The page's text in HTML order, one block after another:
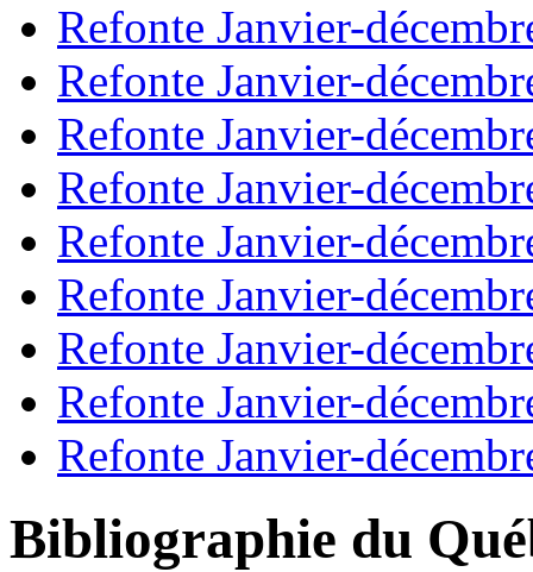
Refonte Janvier-
Refonte Janvier-
Refonte Janvier-
Refonte Janvier-
Refonte Janvier-
Refonte Janvier-
Refonte Janvier-
Refonte Janvier-
Refonte Janvier-
Bibliographie du